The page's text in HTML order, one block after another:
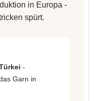
in Europa -
spürt.
-
Garn in